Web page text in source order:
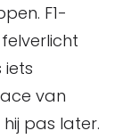
F1-
iets
van
pas later.